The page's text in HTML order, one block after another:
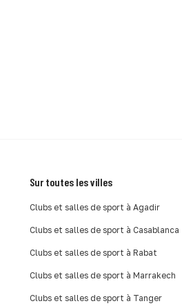
Sur toutes les villes
Clubs et salles de sport à Agadir
Clubs et salles de sport à Casablanca
Clubs et salles de sport à Rabat
Clubs et salles de sport à Marrakech
Clubs et salles de sport à Tanger